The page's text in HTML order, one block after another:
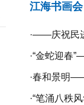
江海书画会
·——庆祝民
品展暨宿迁
展开幕
·“金蛇迎春
展挥春活动
·春和景明
在宁开幕
·“笔涌八秩